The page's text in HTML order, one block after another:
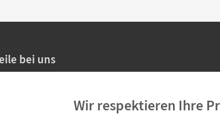
bei uns
Angebote für LehrkräfteWir respektieren Ihre